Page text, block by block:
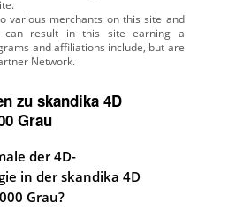
zu skandika 4D
Grau
der 4D-
in der skandika 4D
Grau?